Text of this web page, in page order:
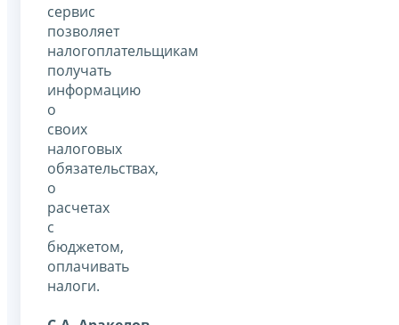
сервис
позволяет
налогоплательщикам
получать
информацию
о
своих
налоговых
обязательствах,
о
расчетах
с
бюджетом,
оплачивать
налоги.